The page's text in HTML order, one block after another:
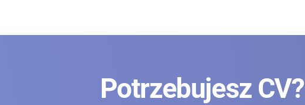
Potrzebujesz CV?